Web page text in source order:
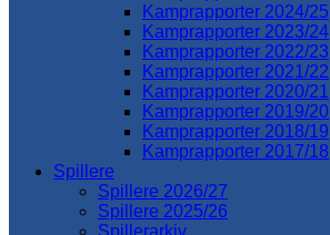
Kamprapporter 2024/25
Kamprapporter 2023/24
Kamprapporter 2022/23
Kamprapporter 2021/22
Kamprapporter 2020/21
Kamprapporter 2019/20
Kamprapporter 2018/19
Kamprapporter 2017/18
Spillere
Spillere 2026/27
Spillere 2025/26
Spillerarkiv